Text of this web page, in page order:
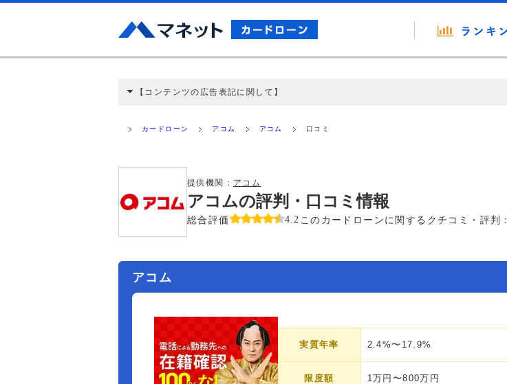
【コンテンツの広告表記に関して】
ミ収集などに基づき、公平性を担保した情報提供を行っています。
カードローン アコム アコム 口コミ
提供機関： アコム
アコムの評判・口コミ情報
総合評価 4.2 このカードローンに関するクチコミ・評判：
アコム
実質年率 2.4%〜17.9%
限度額 1万円〜800万円